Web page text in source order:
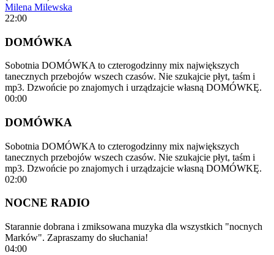
Milena Milewska
22:00
DOMÓWKA
Sobotnia DOMÓWKA to czterogodzinny mix największych
tanecznych przebojów wszech czasów. Nie szukajcie płyt, taśm i
mp3. Dzwońcie po znajomych i urządzajcie własną DOMÓWKĘ.
00:00
DOMÓWKA
Sobotnia DOMÓWKA to czterogodzinny mix największych
tanecznych przebojów wszech czasów. Nie szukajcie płyt, taśm i
mp3. Dzwońcie po znajomych i urządzajcie własną DOMÓWKĘ.
02:00
NOCNE RADIO
Starannie dobrana i zmiksowana muzyka dla wszystkich "nocnych
Marków". Zapraszamy do słuchania!
04:00